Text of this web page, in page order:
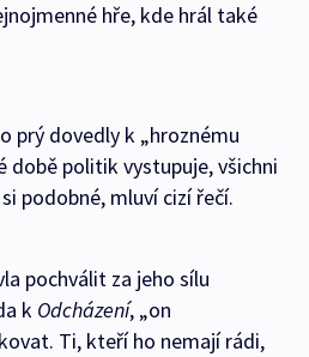
hře, kde hrál také
prý dovedly k „hroznému
době politik vystupuje, všichni
podobné, mluví cizí řečí.
pochválit za jeho sílu
k Odcházení, „on
Ti, kteří ho nemají rádi,